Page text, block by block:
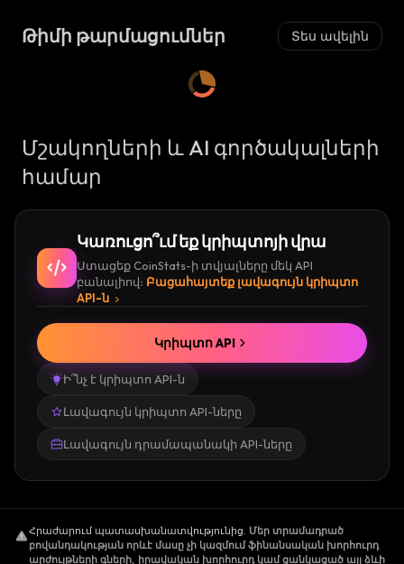
Թիմի թարմացումներ Տես ավելին
Մշակողների և AI գործակալների
համար
Կառուցո՞ւմ եք կրիպտոյի վրա
Ստացեք CoinStats-ի տվյալները մեկ API
բանալիով։ Բացահայտեք լավագույն կրիպտո
API-ն
Ի՞նչ է կրիպտո API-ն
Լավագույն կրիպտո API-ները
Լավագույն դրամապանակի API-ները
Կրիպտո API
Հրաժարում պատասխանատվությունից. Մեր տրամադրած
բովանդակության որևէ մասը չի կազմում ֆինանսական խորհուրդ
արժույթների գների, իրավական խորհուրդ կամ ցանկացած այլ ձևի